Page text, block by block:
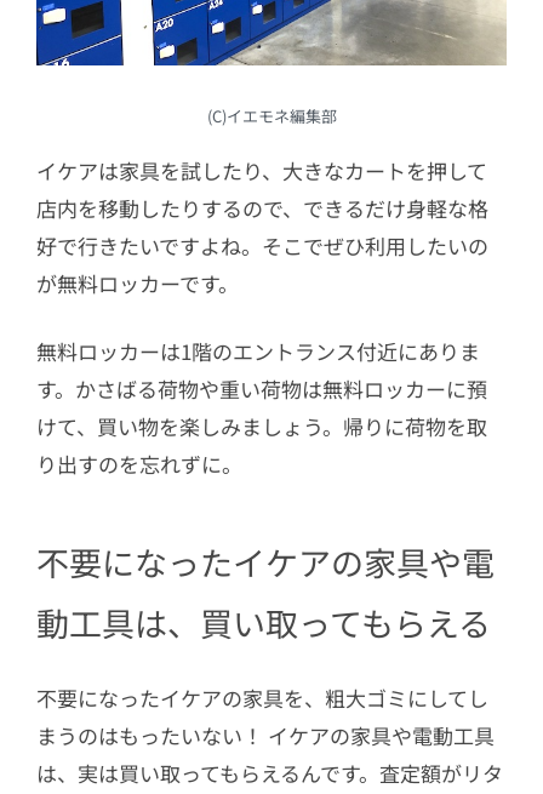
(C)イエモネ編集部
イケアは家具を試したり、大きなカートを押して
店内を移動したりするので、できるだけ身軽な格
好で行きたいですよね。そこでぜひ利用したいの
が無料ロッカーです。
無料ロッカーは1階のエントランス付近にありま
す。かさばる荷物や重い荷物は無料ロッカーに預
けて、買い物を楽しみましょう。帰りに荷物を取
り出すのを忘れずに。
不要になったイケアの家具や電
動工具は、買い取ってもらえる
不要になったイケアの家具を、粗大ゴミにしてし
まうのはもったいない！ イケアの家具や電動工具
は、実は買い取ってもらえるんです。査定額がリタ